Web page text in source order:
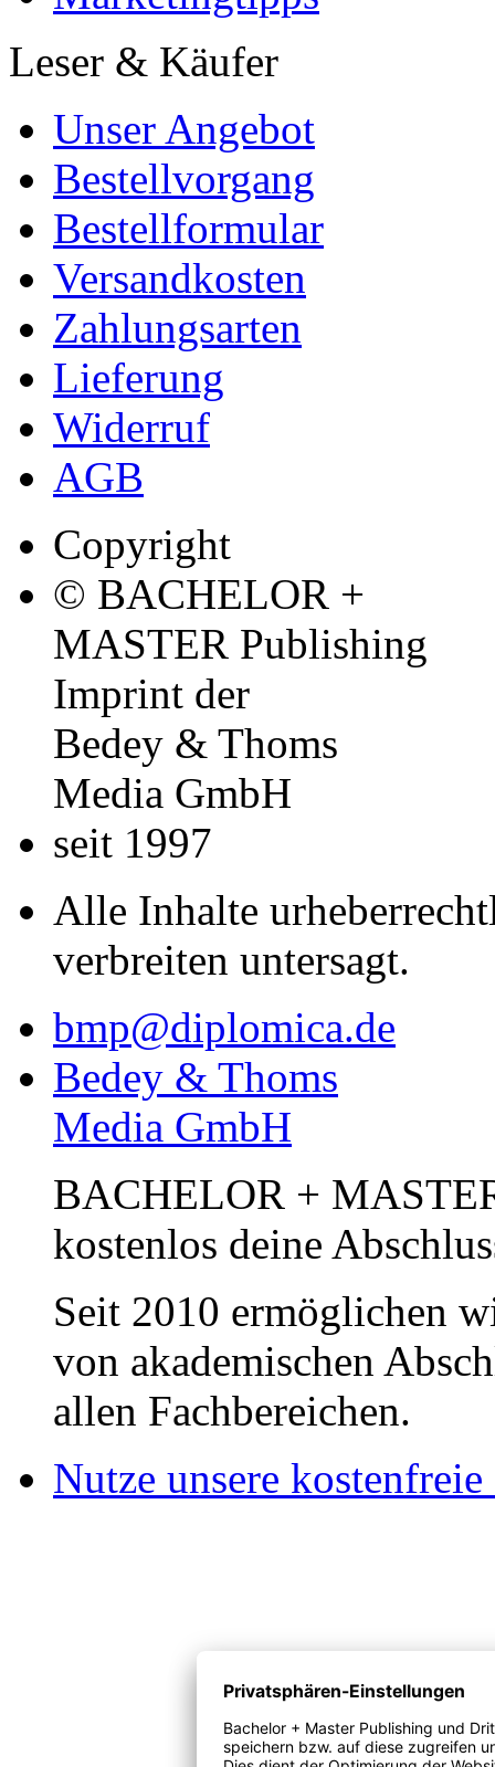
Leser & Käufer
Unser Angebot
Bestellvorgang
Bestellformular
Versandkosten
Zahlungsarten
Lieferung
Widerruf
AGB
Copyright
© BACHELOR +
MASTER Publishing
Imprint der
Bedey & Thoms
Media GmbH
seit 1997
Alle Inhalte
verbreiten untersagt.
bmp@diplomica.de
Bedey & Thoms
Media GmbH
BACHELOR +
kostenlos deine
Seit 2010 ermöglichen
von akademischen
allen Fachbereichen.
Nutze unsere